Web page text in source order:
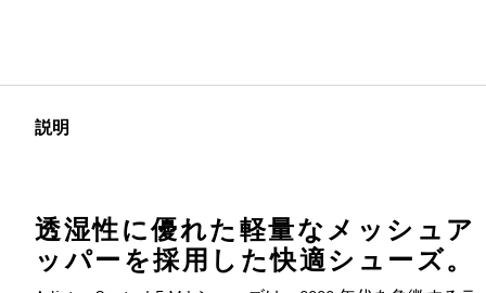
説明
透湿性に優れた軽量なメッシュア
ッパーを採用した快適シューズ。